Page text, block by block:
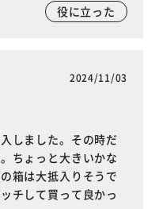
役に立った
2024/11/03
しました。その時だ
ちょっと大きいかな
箱は大抵入りそうで
チして買って良かっ